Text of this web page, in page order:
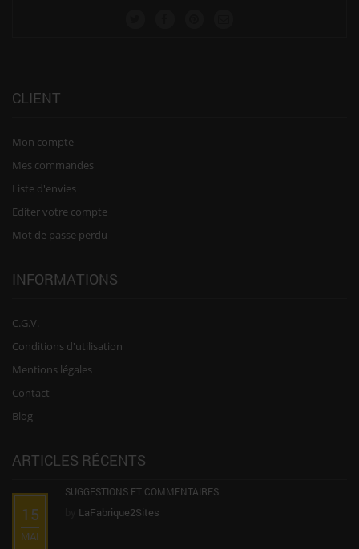
CLIENT
Mon compte
Mes commandes
Liste d'envies
Editer votre compte
Mot de passe perdu
INFORMATIONS
C.G.V.
Conditions d'utilisation
Mentions légales
Contact
Blog
ARTICLES RÉCENTS
15
MAI
SUGGESTIONS ET COMMENTAIRES
LaFabrique2Sites